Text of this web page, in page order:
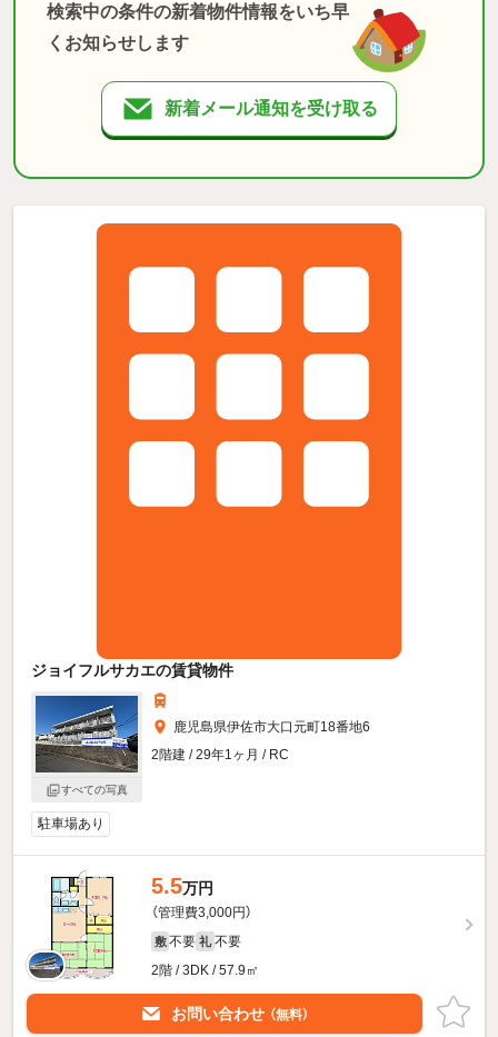
検索中の条件の新着物件情報をいち早
くお知らせします
新着メール通知を受け取る
ジョイフルサカエの賃貸物件
すべての写真
鹿児島県伊佐市大口元町18番地6
2階建 / 29年1ヶ月 / RC
駐車場あり
5.5万円
（管理費3,000円）
敷 不要 礼 不要
2階 / 3DK / 57.9㎡
お問い合わせ （無料）